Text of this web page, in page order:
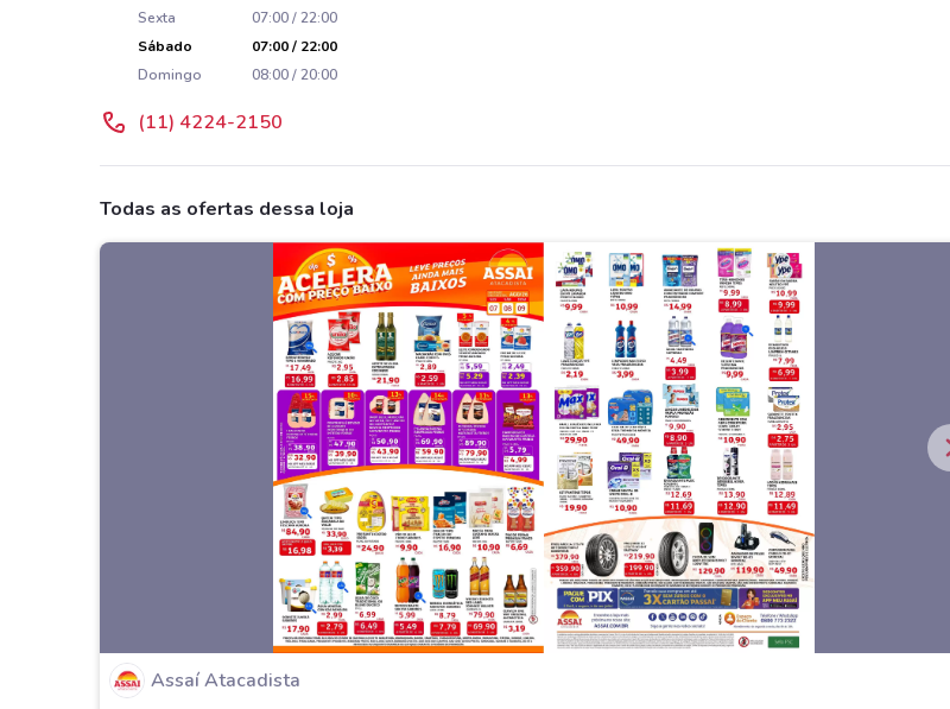
Sexta
07:00 / 22:00
Sábado
07:00 / 22:00
Domingo
08:00 / 20:00
(11) 4224-2150
Todas as ofertas dessa loja
Assaí Atacadista